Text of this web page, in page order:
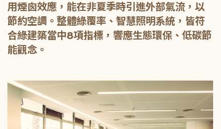
用煙囪效應，能在非夏季時引進外部氣流，以
節約空調。整體綠覆率、智慧照明系統，皆符
合綠建築當中8項指標，響應生態環保、低碳節
能觀念。